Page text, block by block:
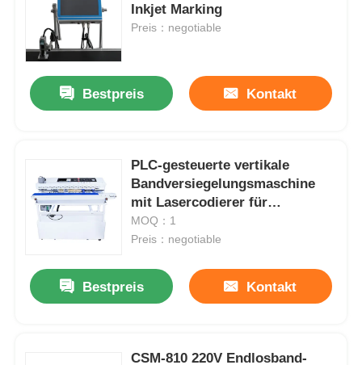
Inkjet Marking
Preis：negotiable
Bestpreis Kontakt
PLC-gesteuerte vertikale
Bandversiegelungsmaschine
mit Lasercodierer für
Folienverpackungen von
Lebensmitteln 0-12 m/min
MOQ：1
Preis：negotiable
Bestpreis Kontakt
CSM-810 220V Endlosband-